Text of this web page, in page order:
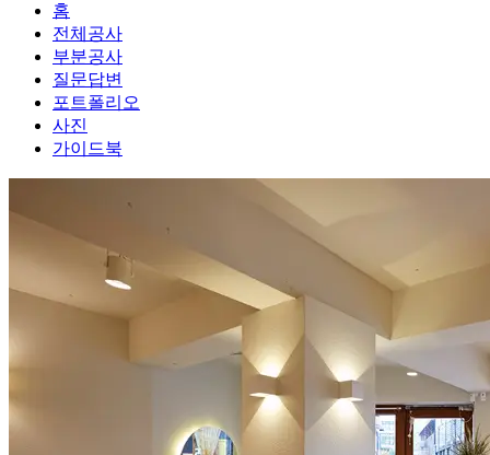
홈
전체공사
부분공사
질문답변
포트폴리오
사진
가이드북